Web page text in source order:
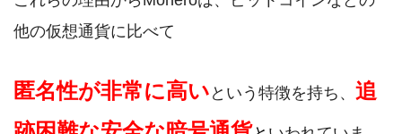
他の仮想通貨に比べて
匿名性が非常に高いという特徴を持ち、 追